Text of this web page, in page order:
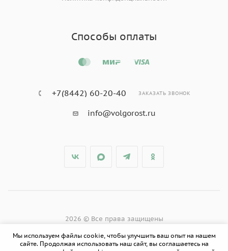
Способы оплаты
+7(8442) 60-20-40 ЗАКАЗАТЬ ЗВОНОК
info@volgorost.ru
2026 © Все права защищены
Мы используем файлы cookie, чтобы улучшить ваш опыт на нашем
сайте. Продолжая использовать наш сайт, вы соглашаетесь на